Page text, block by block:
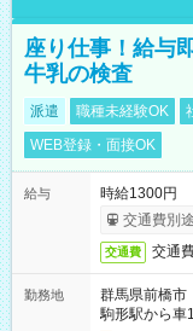
座り仕事！給与
牛乳の検査
派遣 職種未経験OK
WEB登録・面接OK
給与
時給1300円
交通費別
交通費 交通
勤務地
群馬県前橋市
駒形駅から車